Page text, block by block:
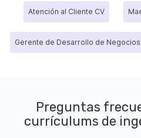
Atención al Cliente CV
Gerente de Desarrollo de Negocios
Preguntas
currículums de